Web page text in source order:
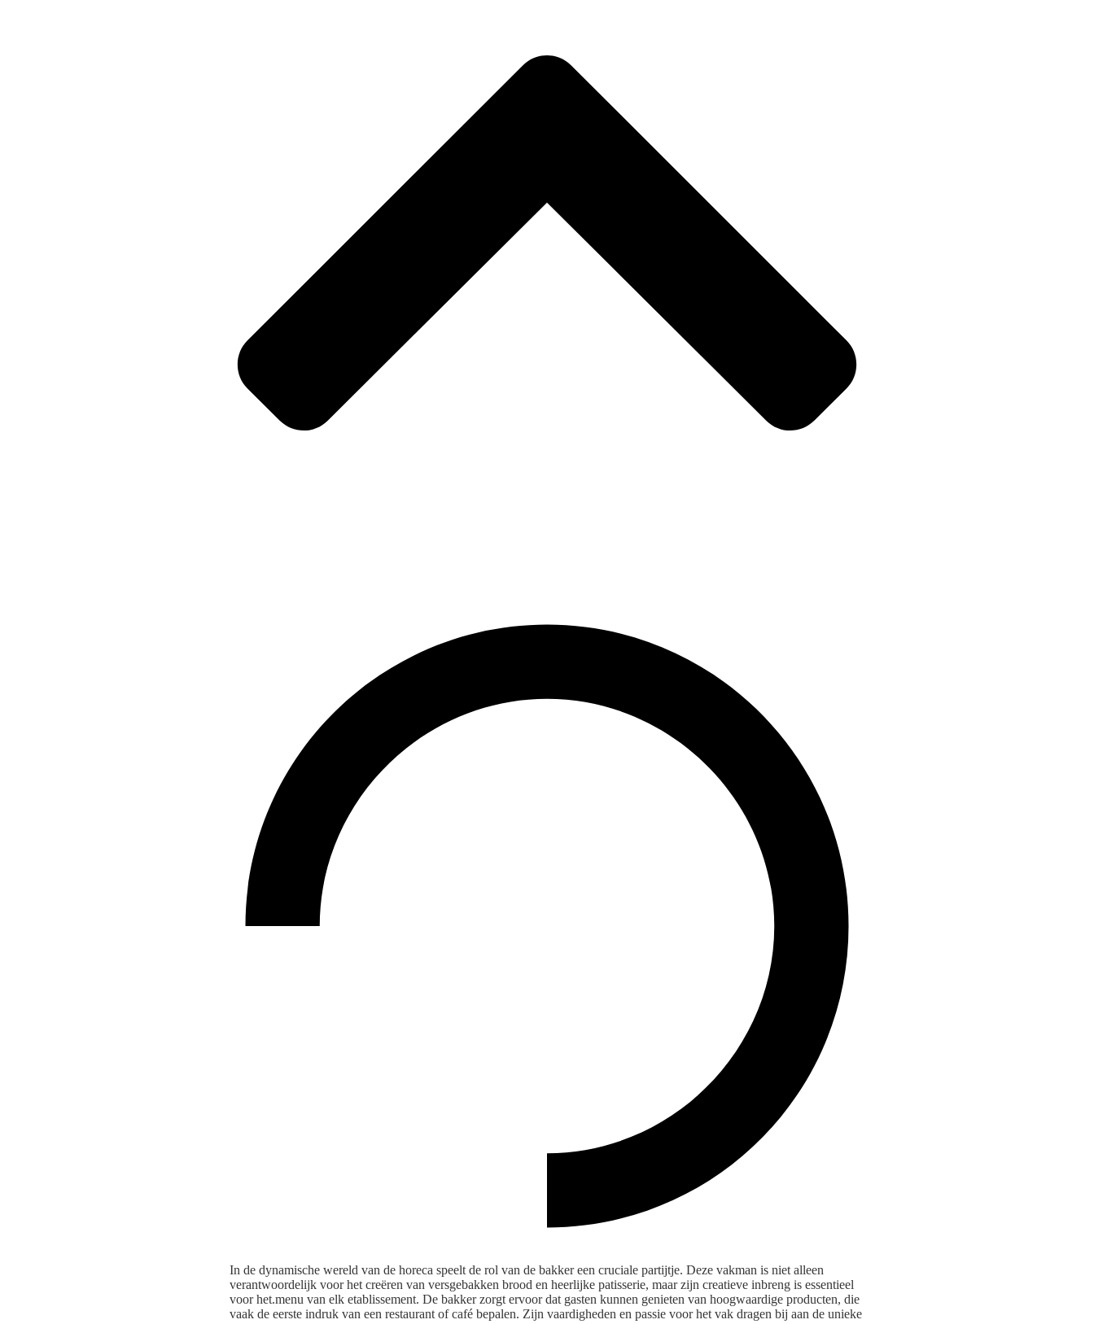
In de dynamische wereld van de horeca speelt de rol van de bakker een cruciale partijtje. Deze vakman is niet alleen
verantwoordelijk voor het creëren van versgebakken brood en heerlijke patisserie, maar zijn creatieve inbreng is essentieel
voor het.menu van elk etablissement. De bakker zorgt ervoor dat gasten kunnen genieten van hoogwaardige producten, die
vaak de eerste indruk van een restaurant of café bepalen. Zijn vaardigheden en passie voor het vak dragen bij aan de unieke